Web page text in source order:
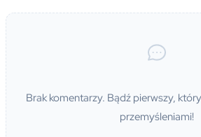
a ceny podawane w różnych walutach….
Brak komentarzy. Bądź pierwszy,
przemyśleniami!